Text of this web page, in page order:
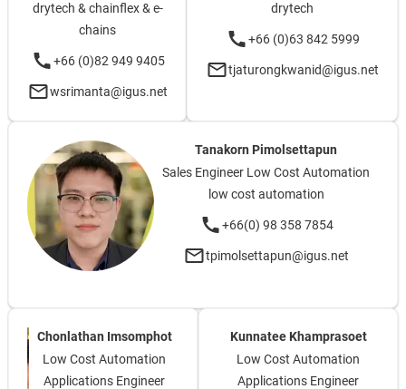
drytech & chainflex & e-
chains
+66 (0)82 949 9405
wsrimanta@igus.net
drytech
+66 (0)63 842 5999
tjaturongkwanid@igus.net
Tanakorn Pimolsettapun
Sales Engineer Low Cost Automation
low cost automation
+66(0) 98 358 7854
tpimolsettapun@igus.net
Chonlathan Imsomphot
Low Cost Automation
Applications Engineer
Kunnatee Khamprasoet
Low Cost Automation
Applications Engineer